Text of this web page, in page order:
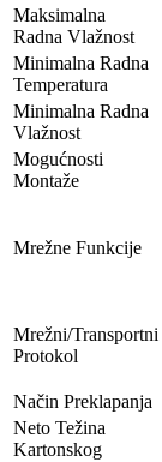
Maksimalna
Radna Vlažnost
Minimalna Radna
Temperatura
Minimalna Radna
Vlažnost
Mogućnosti
Montaže
Mrežne Funkcije
Mrežni/Transportni
Protokol
Način Preklapanja
Neto Težina
Kartonskog